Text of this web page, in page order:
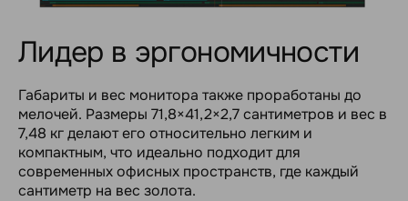
Лидер в эргономичности
Габариты и вес монитора также проработаны до
мелочей. Размеры 71,8×41,2×2,7 сантиметров и вес в
7,48 кг делают его относительно легким и
компактным, что идеально подходит для
современных офисных пространств, где каждый
сантиметр на вес золота.